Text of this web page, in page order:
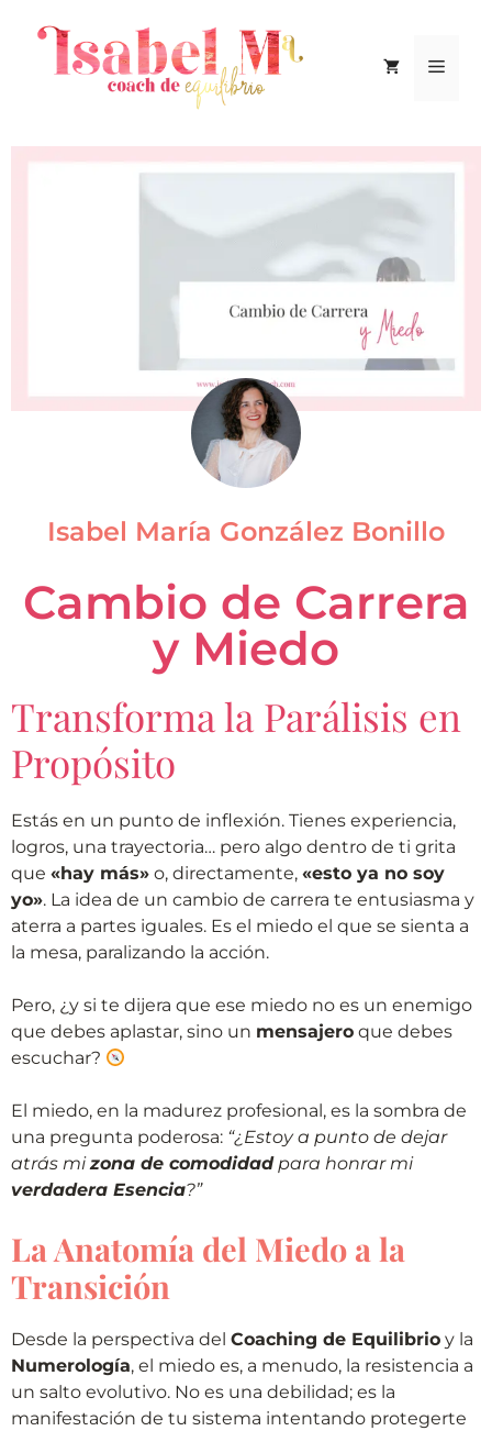
Isabel María González Bonillo
Cambio de Carrera
y Miedo
Transforma la Parálisis en
Propósito
Estás en un punto de inflexión. Tienes experiencia,
logros, una trayectoria… pero algo dentro de ti grita
que «hay más» o, directamente, «esto ya no soy
yo». La idea de un cambio de carrera te entusiasma y
aterra a partes iguales. Es el miedo el que se sienta a
la mesa, paralizando la acción.
Pero, ¿y si te dijera que ese miedo no es un enemigo
que debes aplastar, sino un mensajero que debes
escuchar?
El miedo, en la madurez profesional, es la sombra de
una pregunta poderosa: “¿Estoy a punto de dejar
atrás mizona de comodidadpara honrar mi
verdadera Esencia?”
La Anatomía del Miedo a la
Transición
Desde la perspectiva del Coaching de Equilibrio y la
Numerología, el miedo es, a menudo, la resistencia a
un salto evolutivo. No es una debilidad; es la
manifestación de tu sistema intentando protegerte